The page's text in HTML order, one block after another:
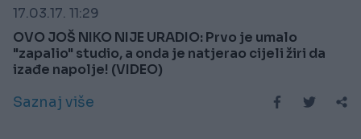
17.03.17. 11:29
OVO JOŠ NIKO NIJE URADIO: Prvo je umalo
"zapalio" studio, a onda je natjerao cijeli žiri da
izađe napolje! (VIDEO)
Saznaj više